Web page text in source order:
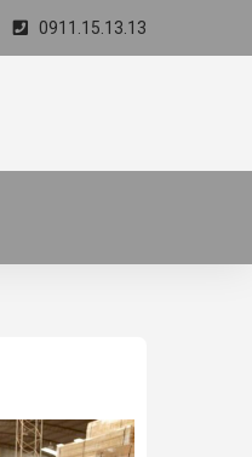
0911.15.13.13